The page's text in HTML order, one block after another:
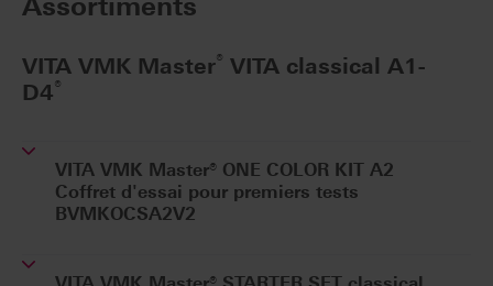
VITA VMK Master® VITA classical A1-
D4®
VITA VMK Master® ONE COLOR KIT A2
Coffret d'essai pour premiers tests
BVMKOCSA2V2